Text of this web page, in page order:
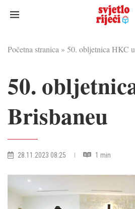
Početna stranica » 50. obljetnica HKC
50.
Brisbaneu
28.11.2023 08:25 1 min